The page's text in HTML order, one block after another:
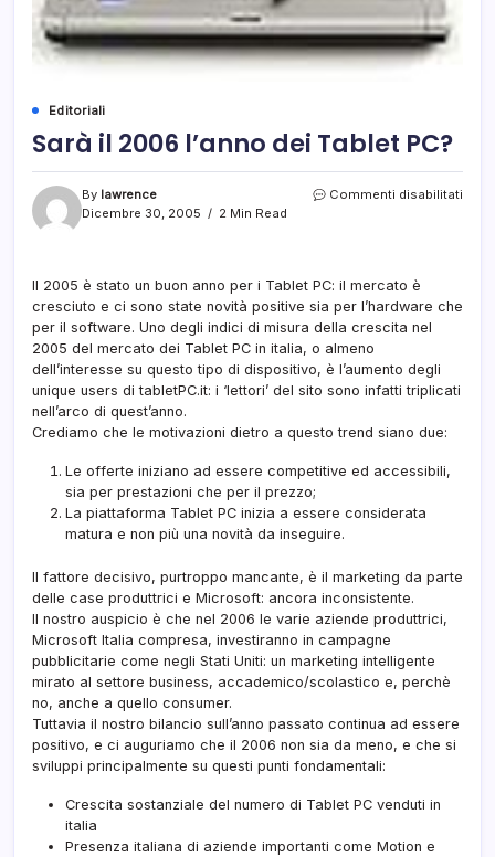
Editoriali
Sarà il 2006 l’anno dei Tablet PC?
By lawrence
Dicembre 30, 2005
2 Min Read
Commenti disabilitati
Il 2005 è stato un buon anno per i Tablet PC: il mercato è
cresciuto e ci sono state novità positive sia per l’hardware che
per il software. Uno degli indici di misura della crescita nel
2005 del mercato dei Tablet PC in italia, o almeno
dell’interesse su questo tipo di dispositivo, è l’aumento degli
unique users di tabletPC.it: i ‘lettori’ del sito sono infatti triplicati
nell’arco di quest’anno.
Crediamo che le motivazioni dietro a questo trend siano due:
Le offerte iniziano ad essere competitive ed accessibili,
sia per prestazioni che per il prezzo;
La piattaforma Tablet PC inizia a essere considerata
matura e non più una novità da inseguire.
Il fattore decisivo, purtroppo mancante, è il marketing da parte
delle case produttrici e Microsoft: ancora inconsistente.
Il nostro auspicio è che nel 2006 le varie aziende produttrici,
Microsoft Italia compresa, investiranno in campagne
pubblicitarie come negli Stati Uniti: un marketing intelligente
mirato al settore business, accademico/scolastico e, perchè
no, anche a quello consumer.
Tuttavia il nostro bilancio sull’anno passato continua ad essere
positivo, e ci auguriamo che il 2006 non sia da meno, e che si
sviluppi principalmente su questi punti fondamentali:
Crescita sostanziale del numero di Tablet PC venduti in
italia
Presenza italiana di aziende importanti come Motion e